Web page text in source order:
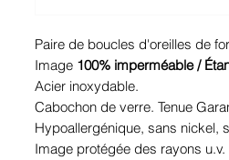
Paire de boucles d'oreilles de
Image 100% imperméable /
Acier inoxydable.
Cabochon de verre. Tenue
Hypoallergénique, sans nickel,
Image protégée des rayons u.v.